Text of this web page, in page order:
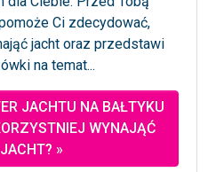
Ci zdecydować,
jacht oraz przedstawi
na temat...
JACHTU NA BAŁTYKU
WYNAJĄĆ
JACHT? »